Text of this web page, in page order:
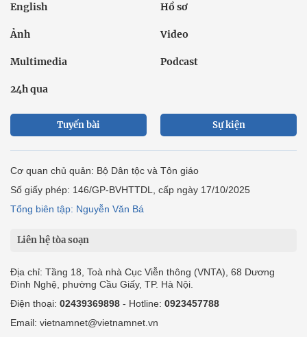
English Hồ sơ
Ảnh Video
Multimedia Podcast
24h qua
Tuyến bài Sự kiện
Cơ quan chủ quản: Bộ Dân tộc và Tôn giáo
Số giấy phép: 146/GP-BVHTTDL, cấp ngày 17/10/2025
Tổng biên tập: Nguyễn Văn Bá
Liên hệ tòa soạn
Địa chỉ: Tầng 18, Toà nhà Cục Viễn thông (VNTA), 68 Dương
Đình Nghệ, phường Cầu Giấy, TP. Hà Nội.
Điện thoại: 02439369898 - Hotline: 0923457788
Email: vietnamnet@vietnamnet.vn